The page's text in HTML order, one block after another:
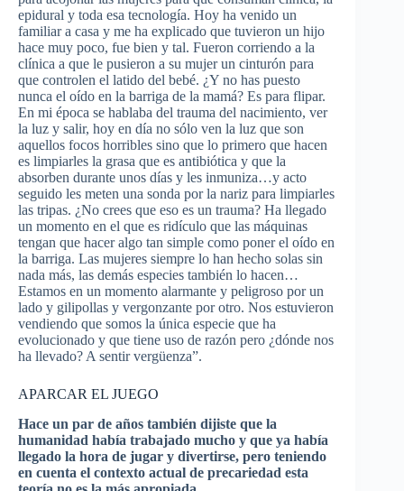
epidural y toda esa tecnología. Hoy ha venido un
familiar a casa y me ha explicado que tuvieron un hijo
hace muy poco, fue bien y tal. Fueron corriendo a la
clínica a que le pusieron a su mujer un cinturón para
que controlen el latido del bebé. ¿Y no has puesto
nunca el oído en la barriga de la mamá? Es para flipar.
En mi época se hablaba del trauma del nacimiento, ver
la luz y salir, hoy en día no sólo ven la luz que son
aquellos focos horribles sino que lo primero que hacen
es limpiarles la grasa que es antibiótica y que la
absorben durante unos días y les inmuniza…y acto
seguido les meten una sonda por la nariz para limpiarles
las tripas. ¿No crees que eso es un trauma? Ha llegado
un momento en el que es ridículo que las máquinas
tengan que hacer algo tan simple como poner el oído en
la barriga. Las mujeres siempre lo han hecho solas sin
nada más, las demás especies también lo hacen…
Estamos en un momento alarmante y peligroso por un
lado y gilipollas y vergonzante por otro. Nos estuvieron
vendiendo que somos la única especie que ha
evolucionado y que tiene uso de razón pero ¿dónde nos
ha llevado? A sentir vergüenza”.
APARCAR EL JUEGO
Hace un par de años también dijiste que la
humanidad había trabajado mucho y que ya había
llegado la hora de jugar y divertirse, pero teniendo
en cuenta el contexto actual de precariedad esta